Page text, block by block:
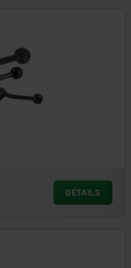
DÉTAILS